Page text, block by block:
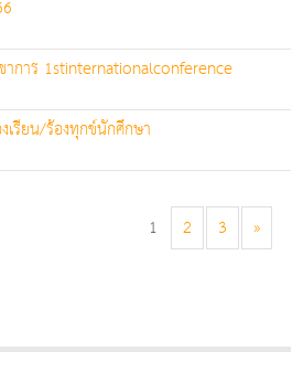
าการ 1stinternationalconference
รียน/ร้องทุกข์นักศึกษา
1 2 3 »